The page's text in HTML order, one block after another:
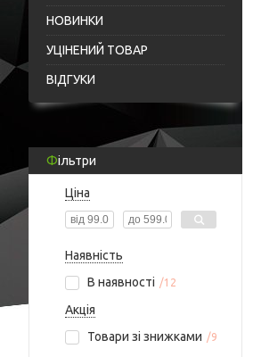
НОВИНКИ
УЦІНЕНИЙ ТОВАР
ВІДГУКИ
Фільтри
Ціна
Наявність
В наявності
12
Акція
Товари зі знижками
9